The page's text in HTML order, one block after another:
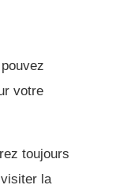
votre
toujours
la